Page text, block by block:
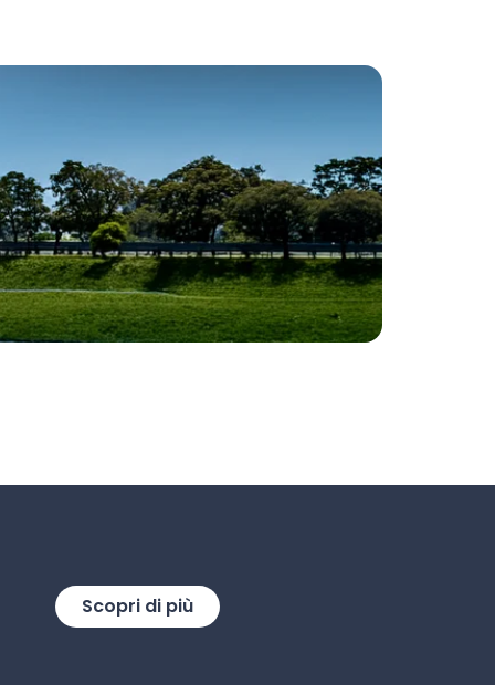
Scopri di più